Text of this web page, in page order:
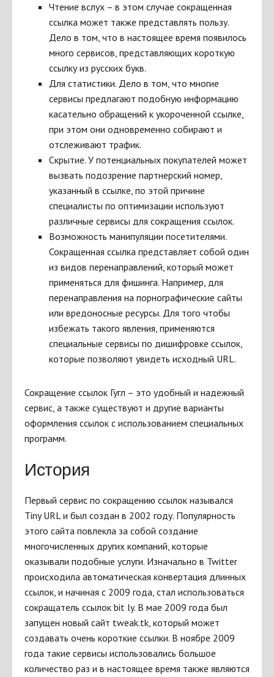
Чтение вслух – в этом случае сокращенная
ссылка может также представлять пользу.
Дело в том, что в настоящее время появилось
много сервисов, представляющих короткую
ссылку из русских букв.
Для статистики. Дело в том, что многие
сервисы предлагают подобную информацию
касательно обращений к укороченной ссылке,
при этом они одновременно собирают и
отслеживают трафик.
Скрытие. У потенциальных покупателей может
вызвать подозрение партнерский номер,
указанный в ссылке, по этой причине
специалисты по оптимизации используют
различные сервисы для сокращения ссылок.
Возможность манипуляции посетителями.
Сокращенная ссылка представляет собой один
из видов перенаправлений, который может
применяться для фишинга. Например, для
перенаправления на порнографические сайты
или вредоносные ресурсы. Для того чтобы
избежать такого явления, применяются
специальные сервисы по дишифровке ссылок,
которые позволяют увидеть исходный URL.
Сокращение ссылок Гугл – это удобный и надежный
сервис, а также существуют и другие варианты
оформления ссылок с использованием специальных
программ.
История
Первый сервис по сокращению ссылок назывался
Tiny URL и был создан в 2002 году. Популярность
этого сайта повлекла за собой создание
многочисленных других компаний, которые
оказывали подобные услуги. Изначально в Twitter
происходила автоматическая конвертация длинных
ссылок, и начиная с 2009 года, стал использоваться
сокращатель ссылок bit ly. В мае 2009 года был
запущен новый сайт tweak.tk, который может
создавать очень короткие ссылки. В ноябре 2009
года такие сервисы использовались большое
количество раз и в настоящее время также являются